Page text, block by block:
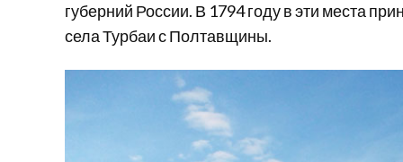
губерний России. В 1794 году в эти места
села Турбаи с Полтавщины.